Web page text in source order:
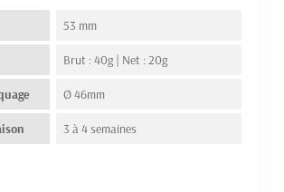
53 mm
Brut : 40g | Net : 20g
Ø 46mm
3 à 4 semaines